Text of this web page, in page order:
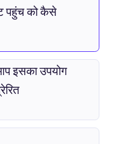
पहुंच को कैसे
इसका उपयोग